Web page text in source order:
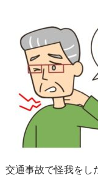
交通事故で怪我をし